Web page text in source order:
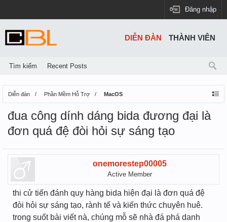
Đăng nhập
Diễn đàn Phần Mềm Hỗ Trợ MacOS
đua công dính dáng bida đương đại là
đơn quá đệ đòi hỏi sự sáng tạo
onemorestep00005
Active Member
thi cử tiến đánh quy hàng bida hiện đại là đơn quá đệ
đòi hỏi sự sáng tạo, rành tế và kiến thức chuyên huê.
trong suốt bài viết nà, chúng mỗ sẽ nhà đá phá danh
DIỄN ĐÀN
Tìm kiếm Recent Posts
THÀNH VIÊN